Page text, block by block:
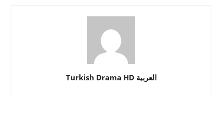
Turkish Drama HD العربية